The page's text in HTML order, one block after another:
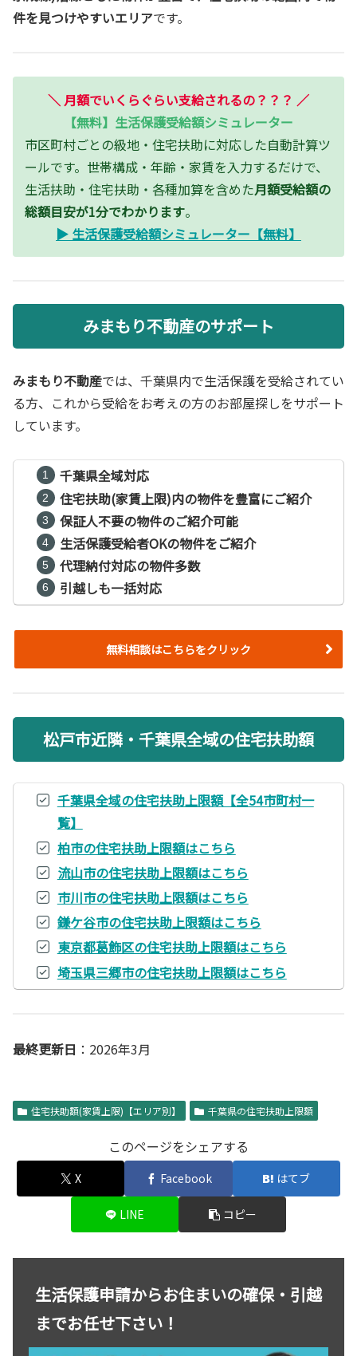
件を見つけやすいエリアです。
＼ 月額でいくらぐらい支給されるの？？？ ／
【無料】生活保護受給額シミュレーター
市区町村ごとの級地・住宅扶助に対応した自動計算ツ
ールです。世帯構成・年齢・家賃を入力するだけで、
生活扶助・住宅扶助・各種加算を含めた月額受給額の
総額目安が1分でわかります。
▶ 生活保護受給額シミュレーター【無料】
みまもり不動産のサポート
みまもり不動産では、千葉県内で生活保護を受給されてい
る方、これから受給をお考えの方のお部屋探しをサポート
しています。
千葉県全域対応
住宅扶助(家賃上限)内の物件を豊富にご紹介
保証人不要の物件のご紹介可能
生活保護受給者OKの物件をご紹介
代理納付対応の物件多数
引越しも一括対応
無料相談はこちらをクリック
松戸市近隣・千葉県全域の住宅扶助額
千葉県全域の住宅扶助上限額【全54市町村一
覧】
柏市の住宅扶助上限額はこちら
流山市の住宅扶助上限額はこちら
市川市の住宅扶助上限額はこちら
鎌ケ谷市の住宅扶助上限額はこちら
東京都葛飾区の住宅扶助上限額はこちら
埼玉県三郷市の住宅扶助上限額はこちら
最終更新日 ：2026年3月
住宅扶助額(家賃上限)【エリア別】 千葉県の住宅扶助上限額
このページをシェアする
X Facebook はてブ
LINE コピー
生活保護申請からお住まいの確保・引越
までお任せ下さい！